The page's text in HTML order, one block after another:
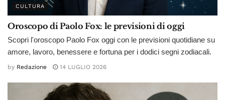
CULTURA
Oroscopo di Paolo Fox: le previsioni di oggi
Scopri l'oroscopo Paolo Fox oggi con le previsioni quotidiane su
amore, lavoro, benessere e fortuna per i dodici segni zodiacali.
by Redazione 14 LUGLIO 2026